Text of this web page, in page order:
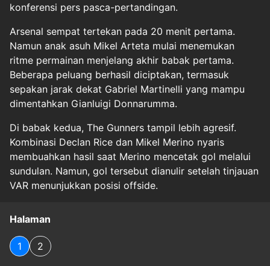
konferensi pers pasca-pertandingan.
Arsenal sempat tertekan pada 20 menit pertama.
Namun anak asuh Mikel Arteta mulai menemukan
ritme permainan menjelang akhir babak pertama.
Beberapa peluang berhasil diciptakan, termasuk
sepakan jarak dekat Gabriel Martinelli yang mampu
dimentahkan Gianluigi Donnarumma.
Di babak kedua, The Gunners tampil lebih agresif.
Kombinasi Declan Rice dan Mikel Merino nyaris
membuahkan hasil saat Merino mencetak gol melalui
sundulan. Namun, gol tersebut dianulir setelah tinjauan
VAR menunjukkan posisi offside.
Halaman
1 2